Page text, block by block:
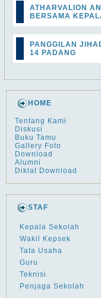
ATHARVALION
BERSAMA
PANGGILAN
14 PADANG
HOME
Tentang Kami
Diskusi
Buku Tamu
Gallery Foto
Download
Alumni
Diklat Download
STAF
Kepala Sekolah
Wakil Kepsek
Tata Usaha
Guru
Teknisi
Penjaga Sekolah